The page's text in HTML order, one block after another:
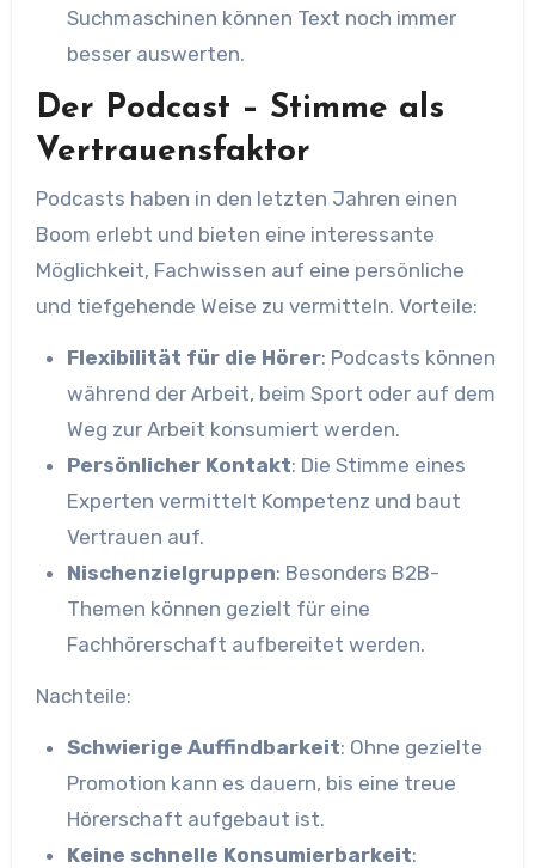
Suchmaschinen können Text noch immer
besser auswerten.
Der Podcast – Stimme als
Vertrauensfaktor
Podcasts haben in den letzten Jahren einen
Boom erlebt und bieten eine interessante
Möglichkeit, Fachwissen auf eine persönliche
und tiefgehende Weise zu vermitteln. Vorteile:
Flexibilität für die Hörer: Podcasts können
während der Arbeit, beim Sport oder auf dem
Weg zur Arbeit konsumiert werden.
Persönlicher Kontakt: Die Stimme eines
Experten vermittelt Kompetenz und baut
Vertrauen auf.
Nischenzielgruppen: Besonders B2B-
Themen können gezielt für eine
Fachhörerschaft aufbereitet werden.
Nachteile:
Schwierige Auffindbarkeit: Ohne gezielte
Promotion kann es dauern, bis eine treue
Hörerschaft aufgebaut ist.
Keine schnelle Konsumierbarkeit: